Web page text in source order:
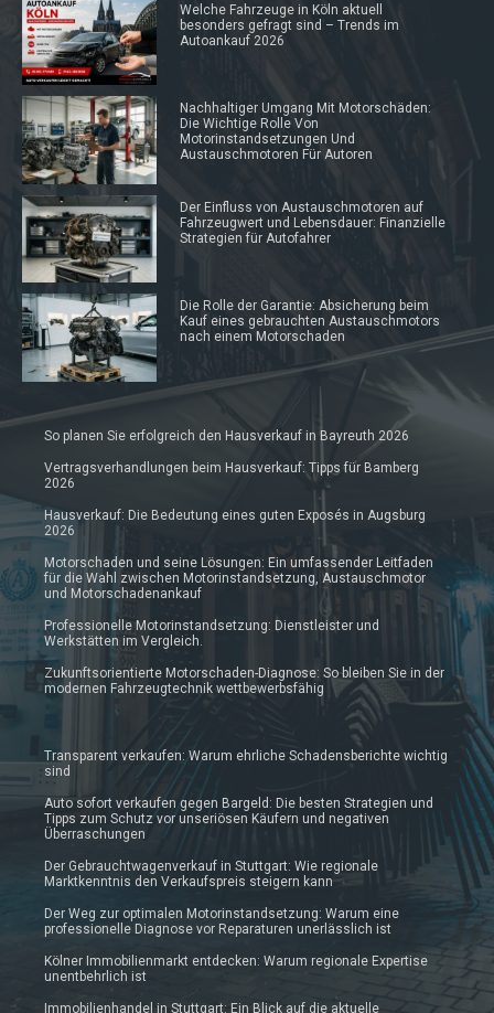
Welche Fahrzeuge in Köln aktuell
besonders gefragt sind – Trends im
Autoankauf 2026
Nachhaltiger Umgang Mit Motorschäden:
Die Wichtige Rolle Von
Motorinstandsetzungen Und
Austauschmotoren Für Autoren
Der Einfluss von Austauschmotoren auf
Fahrzeugwert und Lebensdauer: Finanzielle
Strategien für Autofahrer
Die Rolle der Garantie: Absicherung beim
Kauf eines gebrauchten Austauschmotors
nach einem Motorschaden
So planen Sie erfolgreich den Hausverkauf in Bayreuth 2026
Vertragsverhandlungen beim Hausverkauf: Tipps für Bamberg
2026
Hausverkauf: Die Bedeutung eines guten Exposés in Augsburg
2026
Motorschaden und seine Lösungen: Ein umfassender Leitfaden
für die Wahl zwischen Motorinstandsetzung, Austauschmotor
und Motorschadenankauf
Professionelle Motorinstandsetzung: Dienstleister und
Werkstätten im Vergleich.
Zukunftsorientierte Motorschaden-Diagnose: So bleiben Sie in der
modernen Fahrzeugtechnik wettbewerbsfähig
Transparent verkaufen: Warum ehrliche Schadensberichte wichtig
sind
Auto sofort verkaufen gegen Bargeld: Die besten Strategien und
Tipps zum Schutz vor unseriösen Käufern und negativen
Überraschungen
Der Gebrauchtwagenverkauf in Stuttgart: Wie regionale
Marktkenntnis den Verkaufspreis steigern kann
Der Weg zur optimalen Motorinstandsetzung: Warum eine
professionelle Diagnose vor Reparaturen unerlässlich ist
Kölner Immobilienmarkt entdecken: Warum regionale Expertise
unentbehrlich ist
Immobilienhandel in Stuttgart: Ein Blick auf die aktuelle